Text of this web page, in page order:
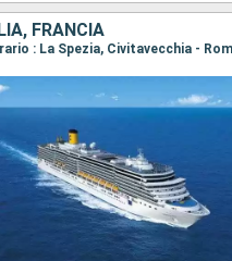
FRANCIA